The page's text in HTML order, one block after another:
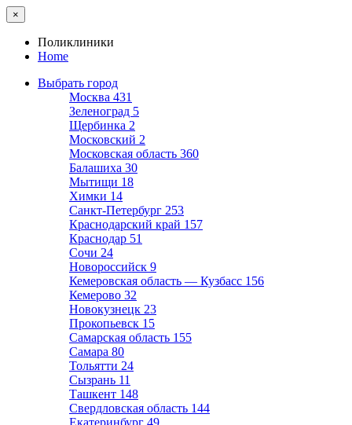
×
Поликлиники
Home
Выбрать город
Москва 431
Зеленоград 5
Щербинка 2
Московский 2
Московская область 360
Балашиха 30
Мытищи 18
Химки 14
Санкт-Петербург 253
Краснодарский край 157
Краснодар 51
Сочи 24
Новороссийск 9
Кемеровская область — Кузбасс 156
Кемерово 32
Новокузнецк 23
Прокопьевск 15
Самарская область 155
Самара 80
Тольятти 24
Сызрань 11
Ташкент 148
Свердловская область 144
Екатеринбург 49